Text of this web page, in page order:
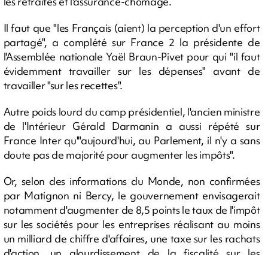
Il faut que "les Français (aient) la perception d'un effort
partagé", a complété sur France 2 la présidente de
l'Assemblée nationale Yaël Braun-Pivet pour qui "il faut
évidemment travailler sur les dépenses" avant de
travailler "sur les recettes".
Autre poids lourd du camp présidentiel, l'ancien ministre
de l'Intérieur Gérald Darmanin a aussi répété sur
France Inter qu'"aujourd'hui, au Parlement, il n'y a sans
doute pas de majorité pour augmenter les impôts".
Or, selon des informations du Monde, non confirmées
par Matignon ni Bercy, le gouvernement envisagerait
notamment d'augmenter de 8,5 points le taux de l'impôt
sur les sociétés pour les entreprises réalisant au moins
un milliard de chiffre d'affaires, une taxe sur les rachats